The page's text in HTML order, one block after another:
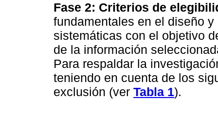
Fase 2: Criterios de
fundamentales en el diseño
sistemáticas con el objetivo
de la información
Para respaldar la
teniendo en cuenta de los
exclusión (ver Tabla 1).